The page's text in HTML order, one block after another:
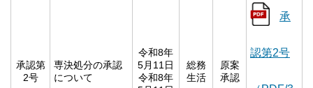
承認第
2号
専決処分の承認
について
令和8年
5月11日
令和8年
総務
生活
原案
承認
承
認第2号